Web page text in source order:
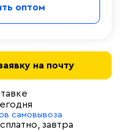
оптом
на почту
самовывоза
, завтра